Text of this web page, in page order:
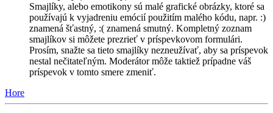
Smajlíky, alebo emotikony sú malé grafické obrázky, ktoré sa
používajú k vyjadreniu emócií použitím malého kódu, napr. :)
znamená šťastný, :( znamená smutný. Kompletný zoznam
smajlíkov si môžete prezrieť v príspevkovom formulári.
Prosím, snažte sa tieto smajlíky nezneužívať, aby sa príspevok
nestal nečitateľným. Moderátor môže taktiež prípadne váš
príspevok v tomto smere zmeniť.
Hore